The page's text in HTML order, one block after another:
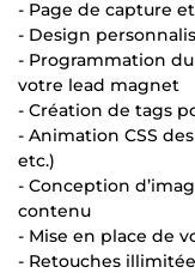
- Page de capture
- Design
- Programmation
votre lead magnet
- Création de tags
- Animation CSS
etc.)
- Conception
contenu
- Mise en place de
- Retouches